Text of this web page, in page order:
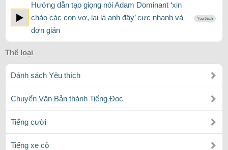
Hướng dẫn tạo giọng nói Adam Dominant ‘xin
chào các con vợ, lại là anh đây’ cực nhanh và
đơn giản
Yêu thích
Thể loại
Dánh sách Yêu thích
Chuyển Văn Bản thành Tiếng Đọc
Tiếng cười
Tiếng xe cộ